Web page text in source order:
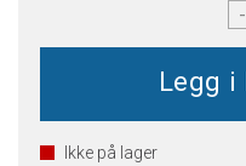
-
Ikke på lager